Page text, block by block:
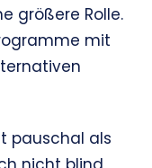
größere Rolle.
mit
pauschal als